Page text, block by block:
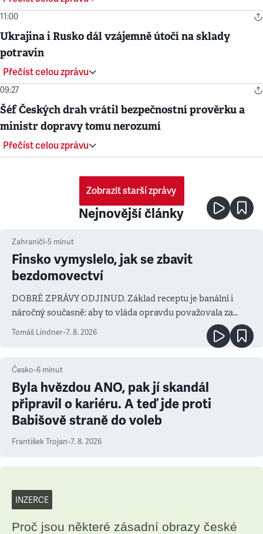
11:00
Ukrajina i Rusko dál vzájemně útočí na sklady
potravin
Přečíst celou zprávu
09:27
Šéf Českých drah vrátil bezpečnostní prověrku a
ministr dopravy tomu nerozumí
Přečíst celou zprávu
Zobrazit starší zprávy
Nejnovější články
Zahraničí•5 minut
Finsko vymyslelo, jak se zbavit
bezdomovectví
DOBRÉ ZPRÁVY ODJINUD. Základ receptu je banální i
náročný současně: aby to vláda opravdu považovala za
prioritu
Tomáš Lindner•7. 8. 2026
Česko•6 minut
Byla hvězdou ANO, pak jí skandál
připravil o kariéru. A teď jde proti
Babišově straně do voleb
František Trojan•7. 8. 2026
INZERCE
Proč jsou některé zásadní obrazy české